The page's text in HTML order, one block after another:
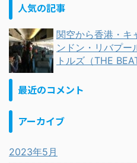
人気の記事
関空から香港・キ
ンドン・リバプー
トルズ（THE
最近のコメント
アーカイブ
2023年5月